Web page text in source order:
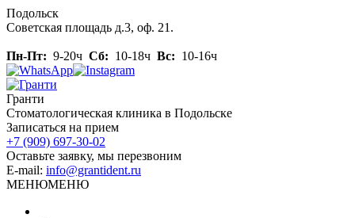
Skip
to
Подольск
Советская площадь д.3, оф. 21.
Пн-Пт: 9-20ч Сб: 10-18ч Вс: 10-16ч
Гранти
Стоматологическая клиника в Подольске
Записаться на прием
+7 (909) 697-30-02
Оставьте заявку, мы перезвоним
E-mail: info@grantident.ru
МЕНЮМЕНЮ